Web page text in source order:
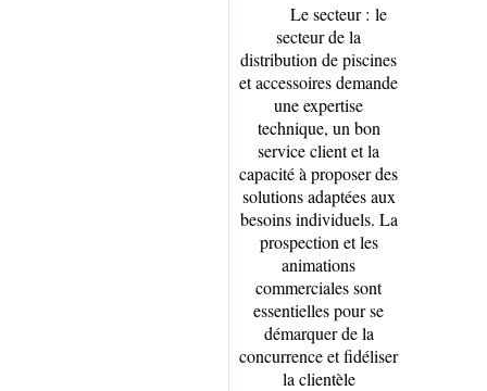
Le secteur : le
secteur de la
distribution de piscines
et accessoires demande
une expertise
technique, un bon
service client et la
capacité à proposer des
solutions adaptées aux
besoins individuels. La
prospection et les
animations
commerciales sont
essentielles pour se
démarquer de la
concurrence et fidéliser
la clientèle